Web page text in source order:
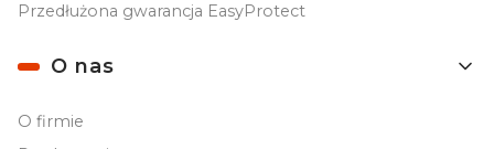
Przedłużona gwarancja EasyProtect
O nas
O firmie